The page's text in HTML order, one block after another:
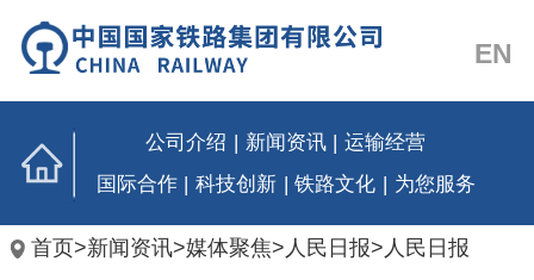
EN
公司介绍 新闻资讯
运输经营
国际合作 | 科技创新 | 铁路文化 | 为您服务
首页>新闻资讯>媒体聚焦> 人民日报> 人民日报